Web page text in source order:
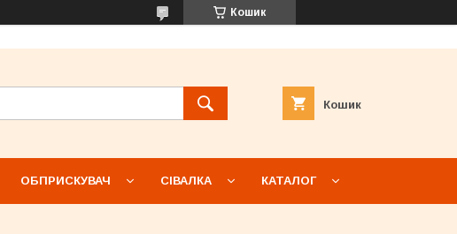
Кошик
Кошик
ОБПРИСКУВАЧ СІВАЛКА КАТАЛОГ